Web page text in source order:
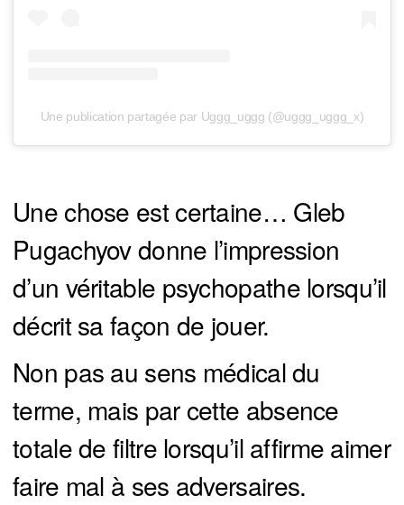
Une publication partagée par Uggg_uggg (@uggg_uggg_x)
Une chose est certaine… Gleb
Pugachyov donne l’impression
d’un véritable psychopathe lorsqu’il
décrit sa façon de jouer.
Non pas au sens médical du
terme, mais par cette absence
totale de filtre lorsqu’il affirme aimer
faire mal à ses adversaires.